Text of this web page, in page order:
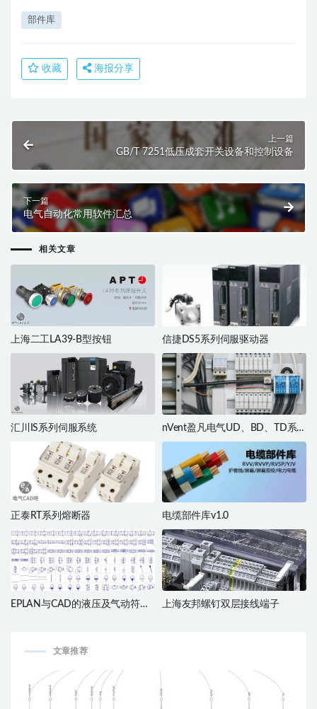
部件库
收藏 海报分享
上一篇
GB/T 7251低压成套开关设备和控制设备
下一篇
电气自动化常用软件汇总
相关文章
上海二工LA39-B型按钮 信捷DS5系列伺服驱动器
汇川IS系列伺服系统
nVent盈凡电气UD、BD、TD系
列分线盒
正泰RT系列熔断器 电缆部件库v1.0
EPLAN与CAD的液压及气动符号
上海友邦螺钉双层接线端子
文章推荐